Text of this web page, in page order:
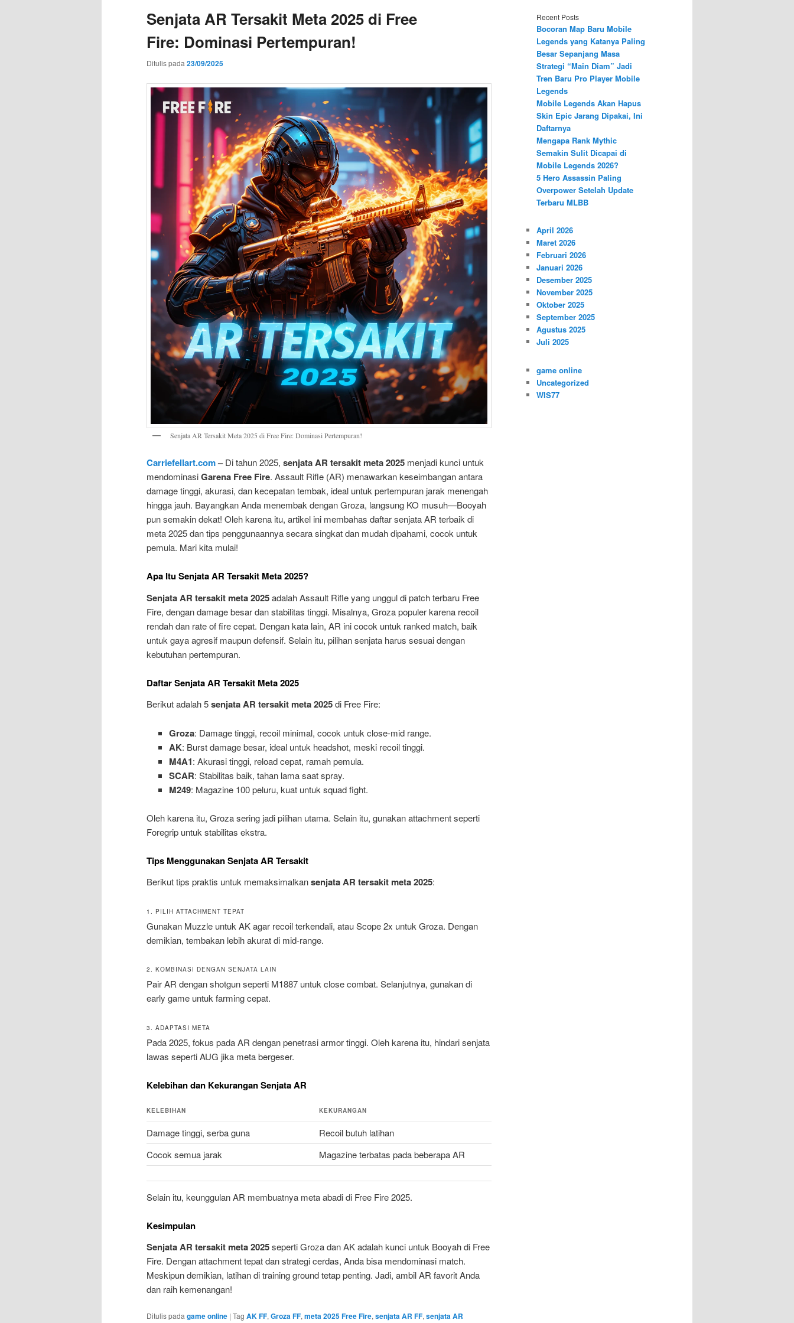
Senjata AR Tersakit Meta 2025 di Free
Fire: Dominasi Pertempuran!
Ditulis pada 23/09/2025
Senjata AR Tersakit Meta 2025 di Free Fire: Dominasi Pertempuran!
Carriefellart.com–Di tahun 2025, senjata AR tersakit meta 2025 menjadi kunci untuk
mendominasiGarena Free Fire. Assault Rifle (AR) menawarkan keseimbangan antara
damage tinggi, akurasi, dan kecepatan tembak, ideal untuk pertempuran jarak menengah
hingga jauh. Bayangkan Anda menembak dengan Groza, langsung KO musuh—Booyah
pun semakin dekat! Oleh karena itu, artikel ini membahas daftar senjata AR terbaik di
meta 2025 dan tips penggunaannya secara singkat dan mudah dipahami, cocok untuk
pemula. Mari kita mulai!
Apa Itu Senjata AR Tersakit Meta 2025?
Senjata AR tersakit meta 2025adalah Assault Rifle yang unggul di patch terbaru Free
Fire, dengan damage besar dan stabilitas tinggi. Misalnya, Groza populer karena recoil
rendah dan rate of fire cepat. Dengan kata lain, AR ini cocok untuk ranked match, baik
untuk gaya agresif maupun defensif. Selain itu, pilihan senjata harus sesuai dengan
kebutuhan pertempuran.
Daftar Senjata AR Tersakit Meta 2025
Berikut adalah 5senjata AR tersakit meta 2025di Free Fire:
Groza: Damage tinggi, recoil minimal, cocok untuk close-mid range.
AK: Burst damage besar, ideal untuk headshot, meski recoil tinggi.
M4A1: Akurasi tinggi, reload cepat, ramah pemula.
SCAR: Stabilitas baik, tahan lama saat spray.
M249: Magazine 100 peluru, kuat untuk squad fight.
Oleh karena itu, Groza sering jadi pilihan utama. Selain itu, gunakan attachment seperti
Foregrip untuk stabilitas ekstra.
Tips Menggunakan Senjata AR Tersakit
Berikut tips praktis untuk memaksimalkansenjata AR tersakit meta 2025:
1. PILIH ATTACHMENT TEPAT
Gunakan Muzzle untuk AK agar recoil terkendali, atau Scope 2x untuk Groza. Dengan
demikian, tembakan lebih akurat di mid-range.
2. KOMBINASI DENGAN SENJATA LAIN
Pair AR dengan shotgun seperti M1887 untuk close combat. Selanjutnya, gunakan di
early game untuk farming cepat.
3. ADAPTASI META
Pada 2025, fokus pada AR dengan penetrasi armor tinggi. Oleh karena itu, hindari senjata
lawas seperti AUG jika meta bergeser.
Kelebihan dan Kekurangan Senjata AR
KELEBIHAN KEKURANGAN
Damage tinggi, serba guna
Recoil butuh latihan
Cocok semua jarak
Magazine terbatas pada beberapa AR
Selain itu, keunggulan AR membuatnya meta abadi di Free Fire 2025.
Kesimpulan
Senjata AR tersakit meta 2025seperti Groza dan AK adalah kunci untuk Booyah di Free
Fire. Dengan attachment tepat dan strategi cerdas, Anda bisa mendominasi match.
Meskipun demikian, latihan di training ground tetap penting. Jadi, ambil AR favorit Anda
dan raih kemenangan!
Ditulis padagame online | Tag AK FF,Groza FF,meta 2025 Free Fire,senjata AR FF,senjata AR
Recent Posts
Bocoran Map Baru Mobile
Legends yang Katanya Paling
Besar Sepanjang Masa
Strategi “Main Diam” Jadi
Tren Baru Pro Player Mobile
Legends
Mobile Legends Akan Hapus
Skin Epic Jarang Dipakai, Ini
Daftarnya
Mengapa Rank Mythic
Semakin Sulit Dicapai di
Mobile Legends 2026?
5 Hero Assassin Paling
Overpower Setelah Update
Terbaru MLBB
April 2026
Maret 2026
Februari 2026
Januari 2026
Desember 2025
November 2025
Oktober 2025
September 2025
Agustus 2025
Juli 2025
game online
Uncategorized
WIS77